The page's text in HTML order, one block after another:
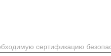
сертификацию